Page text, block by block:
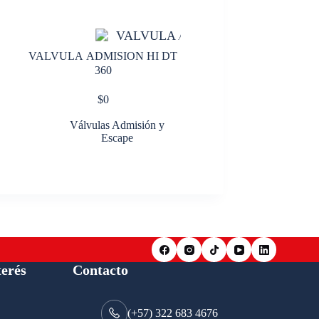
VALVULA ADMISION HI DT
360
$0
Válvulas Admisión y
Escape
Contacto
(+57) 322 683 4676